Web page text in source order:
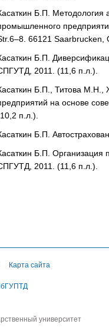
Б.П.
66121 Saarbrucken,
Б.П.
2011. (11,6 п.л.).
Б.П., Титова М.Н.,
на основе
п.л.).
Б.П.
Б.П. Организация
2011. (11,6 п.л.).
Карта сайта
университет